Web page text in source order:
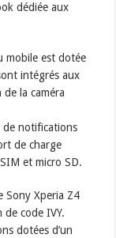
dédiée aux
mobile est dotée
intégrés aux
la caméra
de notifications
de charge
et micro SD.
Sony Xperia Z4
code IVY.
dotées d’un